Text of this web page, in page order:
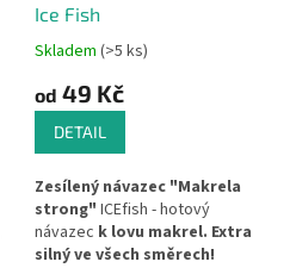
Ice Fish
Skladem (>5 ks)
od 49 Kč
DETAIL
Zesílený návazec "Makrela
strong" ICEfish - hotový
návazec k lovu makrel. Extra
silný ve všech směrech!